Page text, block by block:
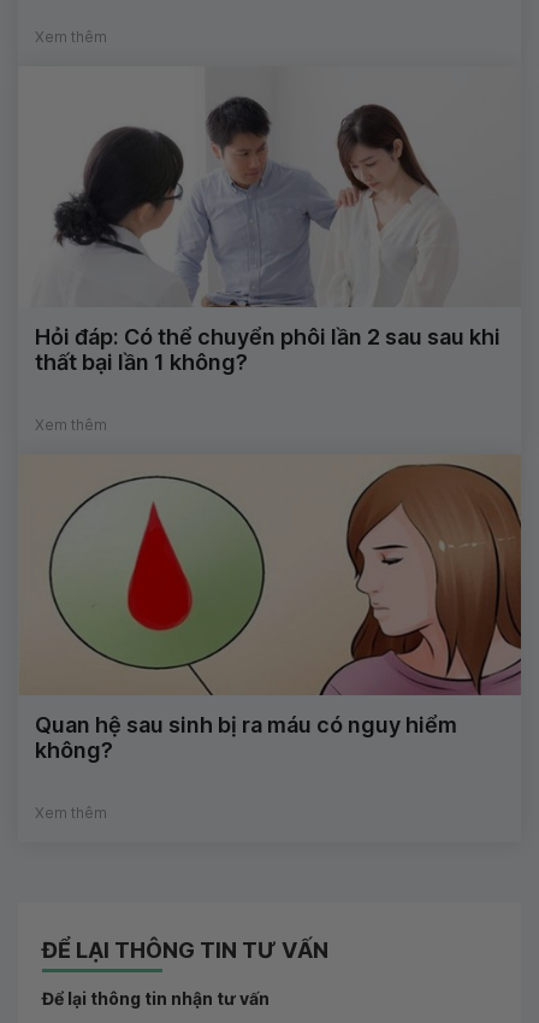
Xem thêm
Hỏi đáp: Có thể chuyển phôi lần 2 sau sau khi
thất bại lần 1 không?
Xem thêm
Quan hệ sau sinh bị ra máu có nguy hiểm
không?
Xem thêm
ĐỂ LẠI THÔNG TIN TƯ VẤN
Để lại thông tin nhận tư vấn